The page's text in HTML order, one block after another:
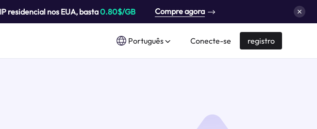
residencial nos EUA, basta0.80$/GB Compre agora
Português Conecte-se registro